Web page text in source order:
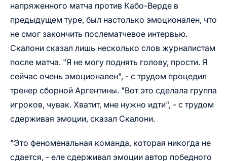
напряженного матча против Кабо-Верде в
предыдущем туре, был настолько эмоционален, что
не смог закончить послематчевое интервью.
Скалони сказал лишь несколько слов журналистам
после матча. "Я не могу поднять голову, прости. Я
сейчас очень эмоционален", - с трудом процедил
тренер сборной Аргентины. "Вот это сделала группа
игроков, чувак. Хватит, мне нужно идти", - с трудом
сдерживая эмоции, сказал Скалони.
"Это феноменальная команда, которая никогда не
сдается, - еле сдерживал эмоции автор победного